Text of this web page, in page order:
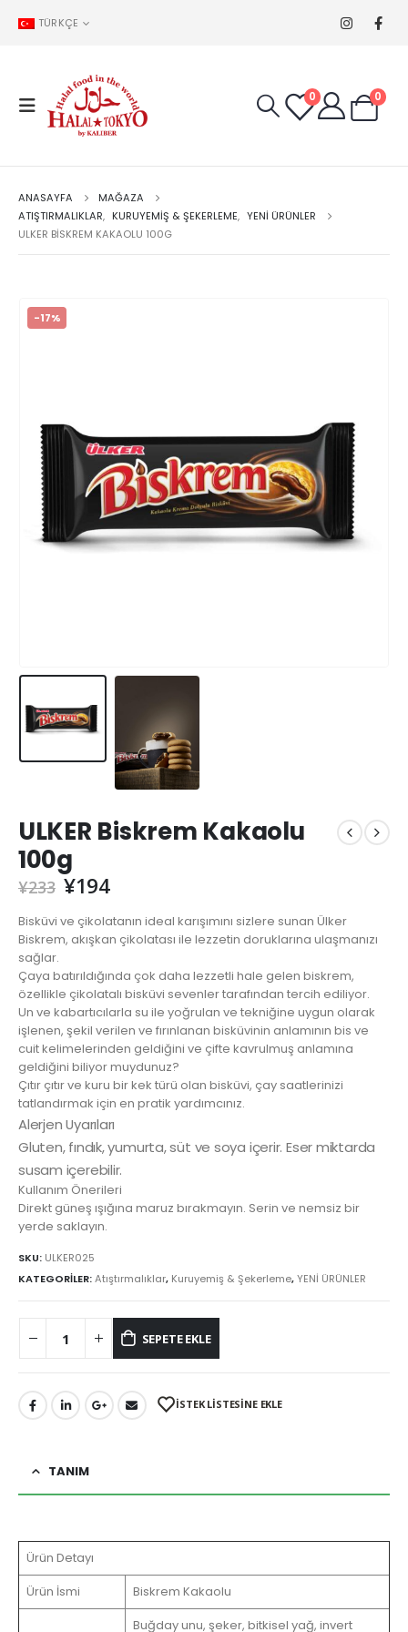
TÜRKÇE
0 0
ANASAYFA
MAĞAZA
ATIŞTIRMALIKLAR, KURUYEMIŞ & ŞEKERLEME, YENİ ÜRÜNLER
ULKER BISKREM KAKAOLU 100G
-17%
ULKER Biskrem Kakaolu
100g
¥233 ¥194
Bisküvi ve çikolatanın ideal karışımını sizlere sunan Ülker
Biskrem, akışkan çikolatası ile lezzetin doruklarına ulaşmanızı
sağlar.
Çaya batırıldığında çok daha lezzetli hale gelen biskrem,
özellikle çikolatalı bisküvi sevenler tarafından tercih ediliyor.
Un ve kabartıcılarla su ile yoğrulan ve tekniğine uygun olarak
işlenen, şekil verilen ve fırınlanan bisküvinin anlamının bis ve
cuit kelimelerinden geldiğini ve çifte kavrulmuş anlamına
geldiğini biliyor muydunuz?
Çıtır çıtır ve kuru bir kek türü olan bisküvi, çay saatlerinizi
tatlandırmak için en pratik yardımcınız.
Alerjen Uyarıları
Gluten, fındık, yumurta, süt ve soya içerir. Eser miktarda
susam içerebilir.
Kullanım Önerileri
Direkt güneş ışığına maruz bırakmayın. Serin ve nemsiz bir
yerde saklayın.
SKU: ULKER025
KATEGORİLER:Atıştırmalıklar, Kuruyemiş & Şekerleme,YENİ ÜRÜNLER
SEPETE EKLE
İSTEK LİSTESİNE EKLE
TANIM
Ürün Detayı
Ürün İsmi
Biskrem Kakaolu
Buğday unu, şeker, bitkisel yağ, invert